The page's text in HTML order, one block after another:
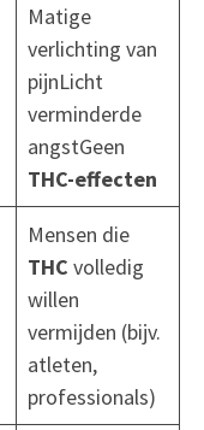
Matige
verlichting van
pijnLicht
verminderde
angstGeen
THC-effecten
Mensen die
THC volledig
willen
vermijden (bijv.
atleten,
professionals)